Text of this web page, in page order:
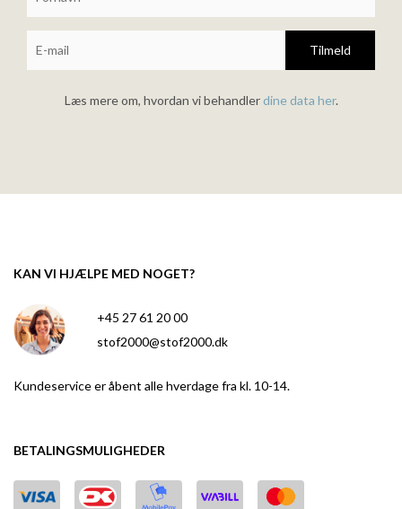
Tilmeld
Læs mere om, hvordan vi behandlerdine data her.
KAN VI HJÆLPE MED NOGET?
+45 27 61 20 00
stof2000@stof2000.dk
Kundeservice er åbent alle hverdage fra kl. 10-14.
BETALINGSMULIGHEDER